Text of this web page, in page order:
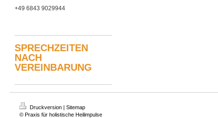
+49 6843 9029944
SPRECHZEITEN
NACH
VEREINBARUNG
Druckversion | Sitemap
© Praxis für holistische Heilimpulse